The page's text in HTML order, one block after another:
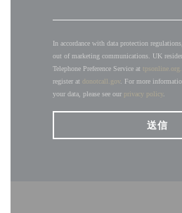
In accordance with data protection
out of marketing communications. UK
Telephone Preference Service at
register at donotcall.gov. For more
your data, please see our privacy policy.